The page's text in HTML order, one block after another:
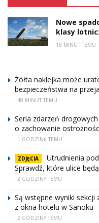
Nowe
klasy
18 MINUT TEMU
Żółta naklejka może
bezpieczeństwa na
48 MINUT TEMU
Seria zdarzeń
o zachowanie
1 GODZINĘ TEMU
ZDJĘCIA
Utrudnienia
Sprawdź, które ulice
2 GODZINY TEMU
Są wstępne wyniki sekcji
z okna hotelu w Sanoku
2 GODZINY TEMU